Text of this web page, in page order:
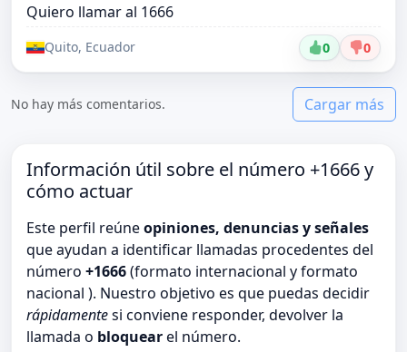
Quiero llamar al 1666
Quito, Ecuador 0 0
No hay más comentarios. Cargar más
Información útil sobre el número +1666 y
cómo actuar
Este perfil reúneopiniones, denuncias y señales
que ayudan a identificar llamadas procedentes del
número +1666(formato internacional y formato
nacional ). Nuestro objetivo es que puedas decidir
rápidamentesi conviene responder, devolver la
llamada o bloquearel número.